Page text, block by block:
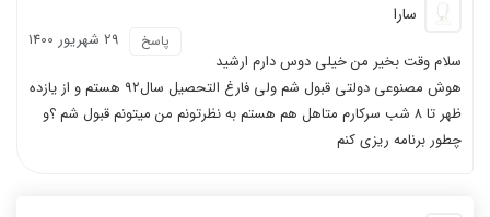
سارا
29 شهریور 1400 پاسخ
سلام وقت بخیر من خیلی دوس دارم ارشید
هوش مصنوعی دولتی قبول شم ولی فارغ التحصیل سال۹۲ هستم و از یازده
ظهر تا ۸ شب سرکارم متاهل هم هستم به نظرتونم من میتونم قبول شم ؟و
چطور برنامه ریزی کنم